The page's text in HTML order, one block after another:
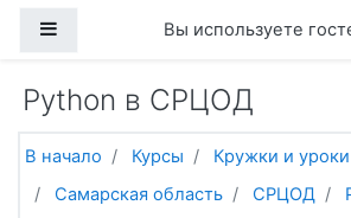
Боковая панельВы используете
Python в СРЦОД
В начало Курсы
Кружки и уроки
Самарская область
СРЦОД